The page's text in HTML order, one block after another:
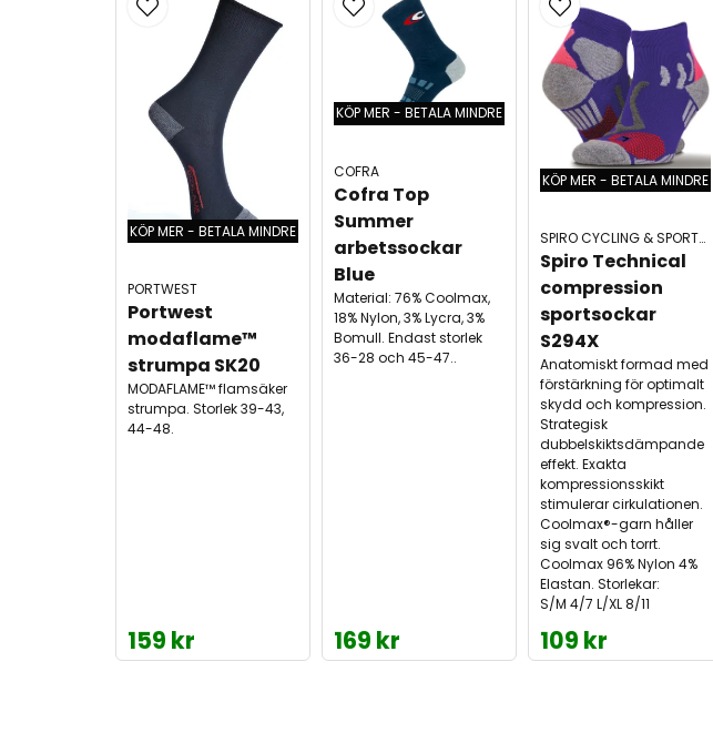
KÖP MER - BETALA MINDRE
PORTWEST
Portwest
modaflame™
strumpa SK20
MODAFLAME™ flamsäker
strumpa. Storlek 39-43,
44-48.
159 kr
KÖP MER - BETALA MINDRE
COFRA
Cofra Top
Summer
arbetssockar
Blue
Material: 76% Coolmax,
18% Nylon, 3% Lycra, 3%
Bomull. Endast storlek
36-28 och 45-47..
169 kr
KÖP MER - BETALA MINDRE
SPIRO CYCLING & SPORTSWEAR
Spiro Technical
compression
sportsockar
S294X
Anatomiskt formad med
förstärkning för optimalt
skydd och kompression.
Strategisk
dubbelskiktsdämpande
effekt. Exakta
kompressionsskikt
stimulerar cirkulationen.
Coolmax®-garn håller
sig svalt och torrt.
Coolmax 96% Nylon 4%
Elastan. Storlekar:
S/M 4/7 L/XL 8/11
109 kr